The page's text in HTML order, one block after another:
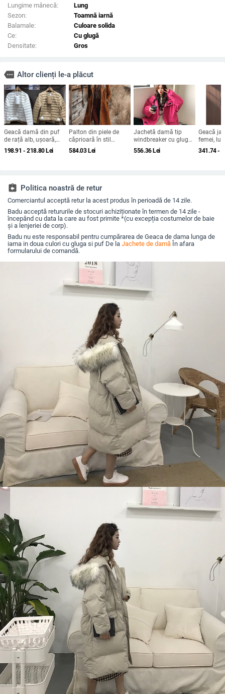
Lungime mânecă:
Lung
Sezon:
Toamnă iarnă
Balamale:
Culoare solida
Ce:
Cu glugă
Densitate:
Gros
more Altor clienți le-a plăcut
Geacă damă din puf
de rață alb, ușoară,
scurtă, guler rotund,
umplutură de cașmir
198.91 - 218.80Lei
Palton din piele de
căprioară în stil
occidental retro, lung,
cald pentru toamnă și
584.03Lei
Jachetă damă tip
windbreaker cu glugă,
lungime medie, croială
lejeră, 95% poliester,
556.36Lei
Geacă
femei,
cu
formă de
341.74 -
assignment_return Politica noastră de retur
Comerciantul acceptă retur la acest produs în perioadă de 14 zile.
Badu acceptă retururile de stocuri achiziționate în termen de 14 zile -
începând cu data la care au fost primite *(cu excepția costumelor de baie
și a lenjeriei de corp).
Badu nu este responsabil pentru cumpărarea de Geaca de dama lunga de
iarna in doua culori cu gluga si puf De la Jachete de damă În afara
formularului de comandă.